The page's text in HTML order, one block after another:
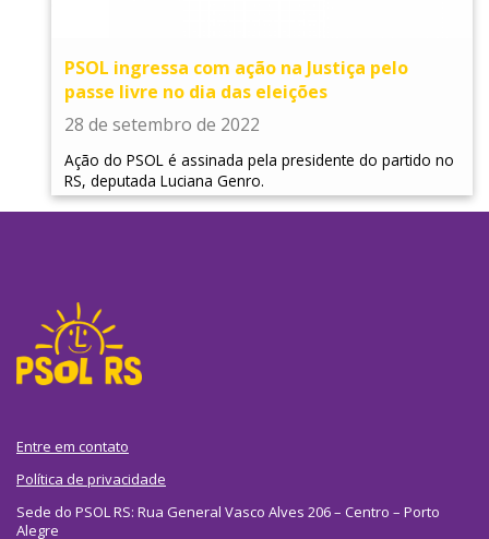
PSOL ingressa com ação na Justiça pelo
passe livre no dia das eleições
28 de setembro de 2022
Ação do PSOL é assinada pela presidente do partido no
RS, deputada Luciana Genro.
Entre em contato
Política de privacidade
Sede do PSOL RS: Rua General Vasco Alves 206 – Centro – Porto
Alegre